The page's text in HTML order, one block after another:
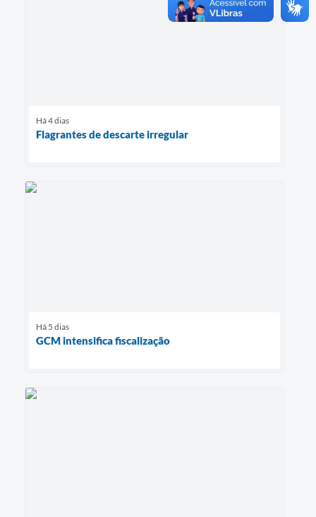
Há 4 dias
Flagrantes de descarte irregular
Há 5 dias
GCM intensifica fiscalização